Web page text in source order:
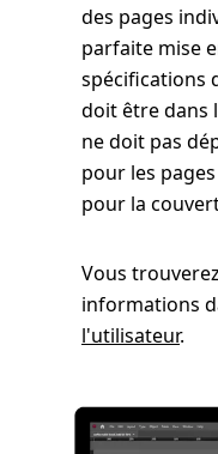
des pages
parfaite mise
spécifications
doit être dans
ne doit pas
pour les
pour la
Vous
informations
l'utilisateur.